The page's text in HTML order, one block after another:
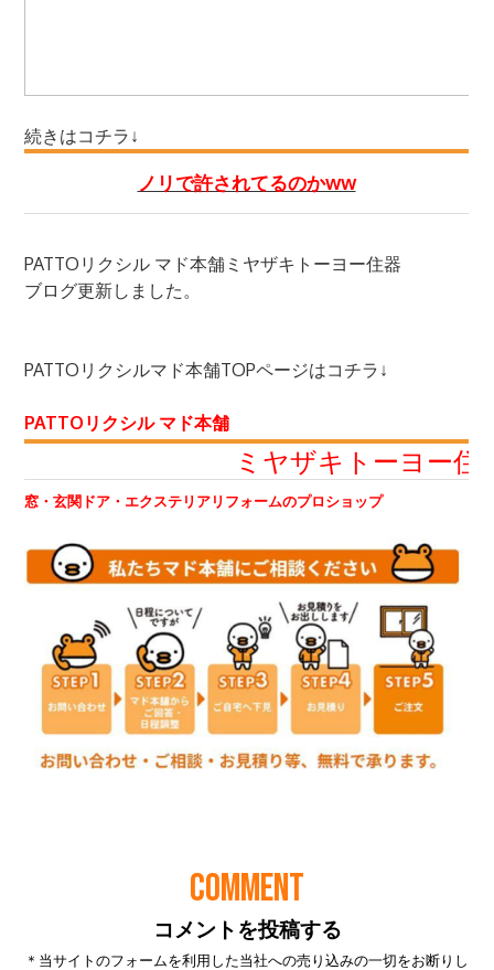
COMMENT
コメントを投稿する
＊当サイトのフォームを利用した当社への売り込みの一切をお断りし